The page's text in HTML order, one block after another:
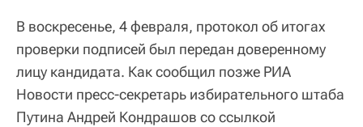
В воскресенье, 4 февраля, протокол об итогах
проверки подписей был передан доверенному
лицу кандидата. Как сообщил позже РИА
Новости пресс-секретарь избирательного штаба
Путина Андрей Кондрашов со ссылкой